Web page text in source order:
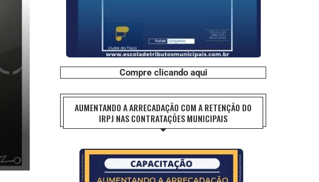
Compre clicando aqui
AUMENTANDO A ARRECADAÇÃO COM A RETENÇÃO DO
IRPJ NAS CONTRATAÇÕES MUNICIPAIS